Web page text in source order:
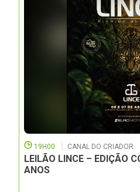
19H00 CANAL DO CRIADOR
LEILÃO LINCE – EDIÇÃO
ANOS